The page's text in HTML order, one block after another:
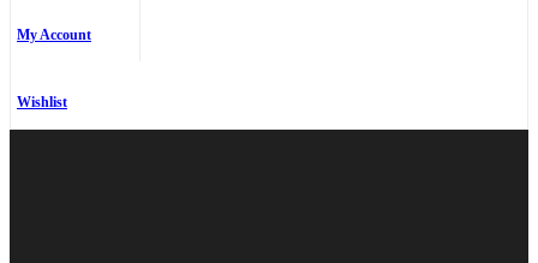
My Account
Wishlist